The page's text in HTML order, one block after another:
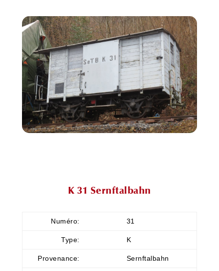
K 31 Sernftalbahn
Numéro: 31
Type: K
Provenance: Sernftalbahn